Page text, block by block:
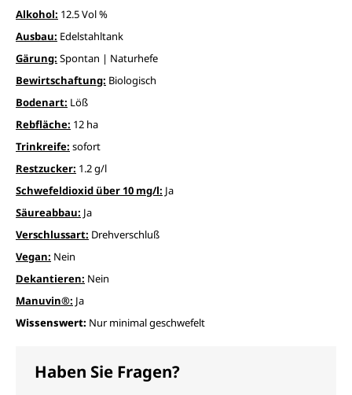
Alkohol: 12.5 Vol %
Ausbau: Edelstahltank
Gärung: Spontan | Naturhefe
Bewirtschaftung: Biologisch
Bodenart: Löß
Rebfläche: 12 ha
Trinkreife: sofort
Restzucker: 1.2 g/l
Schwefeldioxid über 10 mg/l: Ja
Säureabbau: Ja
Verschlussart: Drehverschluß
Vegan: Nein
Dekantieren: Nein
Manuvin®: Ja
Wissenswert: Nur minimal geschwefelt
Haben Sie Fragen?